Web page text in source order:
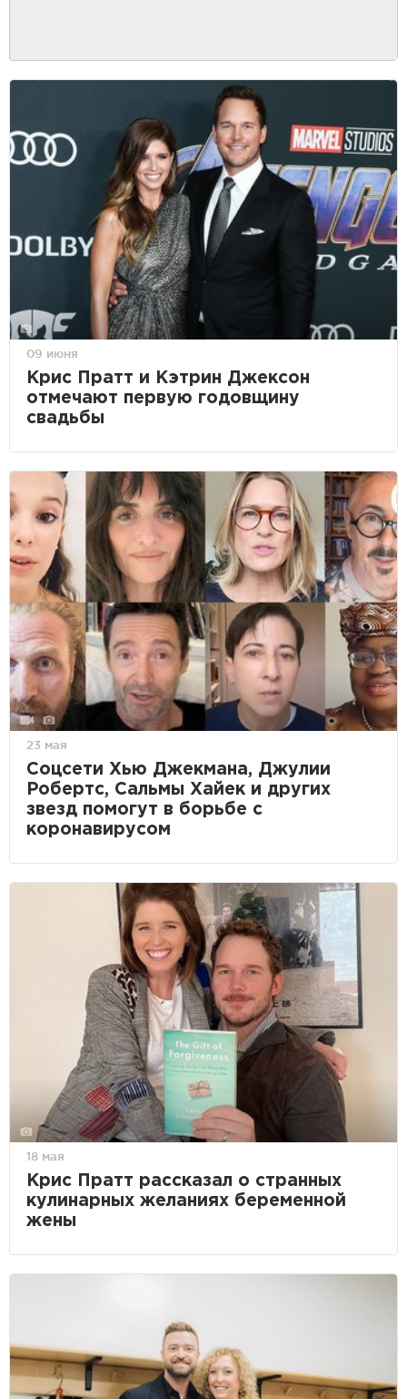
09 июня
Крис Пратт и Кэтрин Джексон
отмечают первую годовщину
свадьбы
23 мая
Соцсети Хью Джекмана, Джулии
Робертс, Сальмы Хайек и других
звезд помогут в борьбе с
коронавирусом
18 мая
Крис Пратт рассказал о странных
кулинарных желаниях беременной
жены